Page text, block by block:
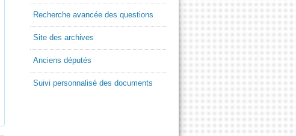
Recherche avancée des questions
Site des archives
Anciens députés
Suivi personnalisé des documents